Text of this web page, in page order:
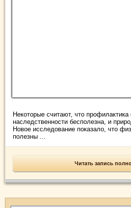
Некоторые считают, что
наследственности бесполезна, и
Новое исследование показало, что
полезны ...
Читать запись